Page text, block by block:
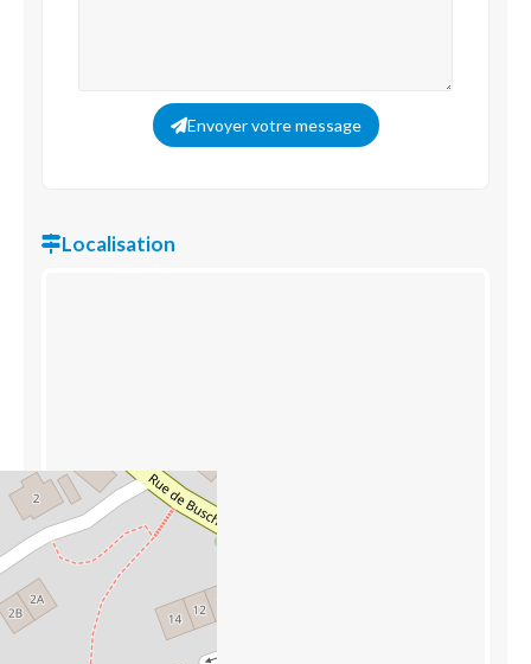
Envoyer votre message
Localisation